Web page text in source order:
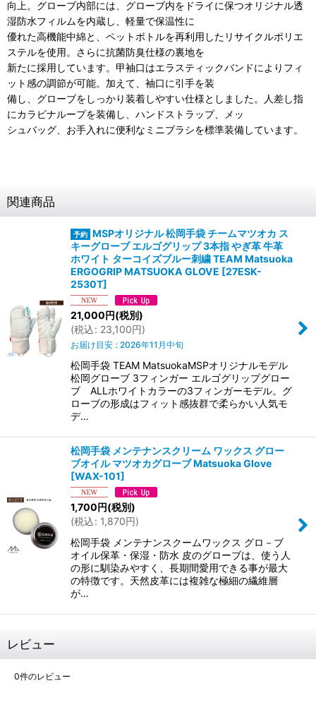
向上。グローブ内部には、グローブ内をドライに保つオリジナル透
湿防水フィルムを内蔵し、軽量で保温性に
優れた高機能中綿と、ペットボトルを再利用したリサイクルポリエ
ステルを使用。さらに抗菌防臭仕様の裏地を
新たに採用しています。甲袖口はエラスティックバンドによりフィ
ット感の調節が可能。加えて、袖口に引手を装
備し、グローブをしっかり装着しやすい仕様としました。人差し指
にカラビナループを装備し、ハンドストラップ、メッ
シュバッグ、お手入れに便利なミニブラシを標準装備しています。
関連商品
MSPオリジナル 松岡手袋 チームマツオカ ス
キーグローブ エルゴグリップ 3本指 やぎ革 牛革
ホワイト ターコイズブルー刺繍 TEAM Matsuoka
ERGOGRIP MATSUOKA GLOVE [27ESK-
2530T]
21,000円(税別)
(税込: 23,100円)
お届け目安 : 2026年11月中旬
松岡手袋 TEAM MatsuokaMSPオリジナルモデル
松岡グローブ 3フィンガー エルゴグリップグロー
ブ ALLホワイトカラーの3フィンガーモデル。グ
ローブの形成はフィット感抜群で柔らかい人気モ
デ…
松岡手袋 メンテナンスクリーム ワックス グロー
ブオイル マツオカグローブ Matsuoka Glove
[WAX-101]
1,700円(税別)
(税込: 1,870円)
松岡手袋 メンテナンスクームワックス グロ－ブ
オイル保革・保湿・防水 皮のグローブは、使う人
の形に馴染みやすく、長期間愛用できる事が最大
の特徴です。天然皮革には複雑な極細の繊維層
が…
レビュー
0件のレビュー